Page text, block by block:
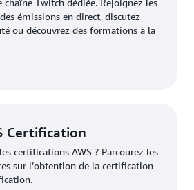
chaîne Twitch dédiée. Rejoignez les
émissions en direct, discutez
ou découvrez des formations à la
Certification
certifications AWS ? Parcourez les
sur l’obtention de la certification